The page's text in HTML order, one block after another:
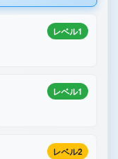
レベル1
レベル1
レベル2